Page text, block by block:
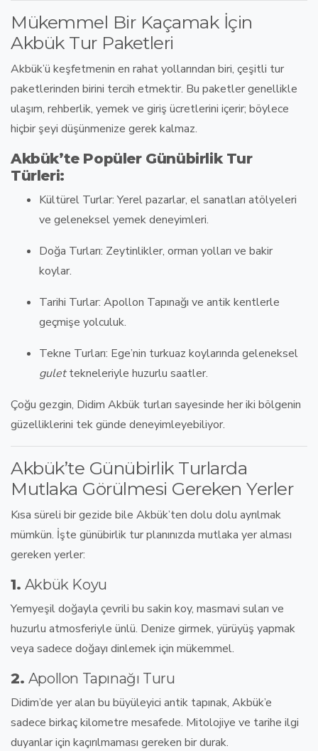
Mükemmel Bir Kaçamak İçin
Akbük Tur Paketleri
Akbük’ü keşfetmenin en rahat yollarından biri, çeşitli tur
paketlerinden birini tercih etmektir. Bu paketler genellikle
ulaşım, rehberlik, yemek ve giriş ücretlerini içerir; böylece
hiçbir şeyi düşünmenize gerek kalmaz.
Akbük’te Popüler Günübirlik Tur
Türleri:
Kültürel Turlar: Yerel pazarlar, el sanatları atölyeleri
ve geleneksel yemek deneyimleri.
Doğa Turları: Zeytinlikler, orman yolları ve bakir
koylar.
Tarihi Turlar: Apollon Tapınağı ve antik kentlerle
geçmişe yolculuk.
Tekne Turları: Ege’nin turkuaz koylarında geleneksel
gulettekneleriyle huzurlu saatler.
Çoğu gezgin, Didim Akbük turları sayesinde her iki bölgenin
güzelliklerini tek günde deneyimleyebiliyor.
Akbük’te Günübirlik Turlarda
Mutlaka Görülmesi Gereken Yerler
Kısa süreli bir gezide bile Akbük’ten dolu dolu ayrılmak
mümkün. İşte günübirlik tur planınızda mutlaka yer alması
gereken yerler:
1. Akbük Koyu
Yemyeşil doğayla çevrili bu sakin koy, masmavi suları ve
huzurlu atmosferiyle ünlü. Denize girmek, yürüyüş yapmak
veya sadece doğayı dinlemek için mükemmel.
2. Apollon Tapınağı Turu
Didim’de yer alan bu büyüleyici antik tapınak, Akbük’e
sadece birkaç kilometre mesafede. Mitolojiye ve tarihe ilgi
duyanlar için kaçırılmaması gereken bir durak.